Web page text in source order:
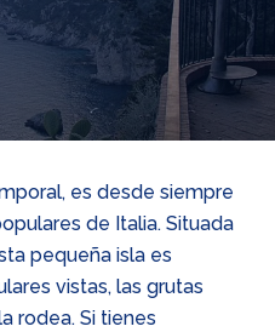
es desde siempre
de Italia. Situada
pequeña isla es
vistas, las grutas
rodea. Si tienes